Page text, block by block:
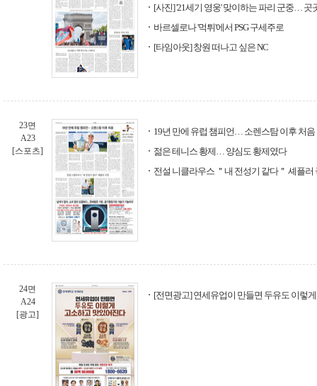
[사진] '21세기 영웅' 맞이하는 파리 군중… 곳
바르셀로나 '먹튀'에서 PSG 구세주로
[타임아웃] 창원 떠나고 싶은 NC
23면
A23
[스포츠]
19년 만에 유럽 챔피언… 소렌스탐 이후 처음
젊은 테니스 황제… 양심도 황제였다
전설 니클라우스 ＂내 전성기 같다＂ 셰플러
24면
A24
[광고]
[전면광고] 연세유업이 만들면 두유도 이렇